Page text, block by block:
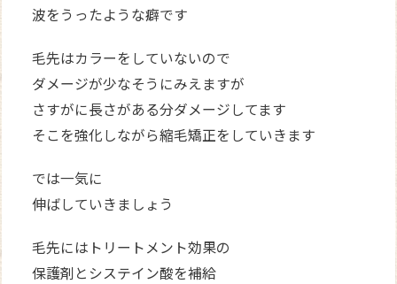
波をうったような癖です
毛先はカラーをしていないので
ダメージが少なそうにみえますが
さすがに長さがある分ダメージしてます
そこを強化しながら縮毛矯正をしていきます
では一気に
伸ばしていきましょう
毛先にはトリートメント効果の
保護剤とシステイン酸を補給